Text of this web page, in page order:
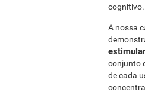
cognitivo.
A nossa
conjunto
de cada